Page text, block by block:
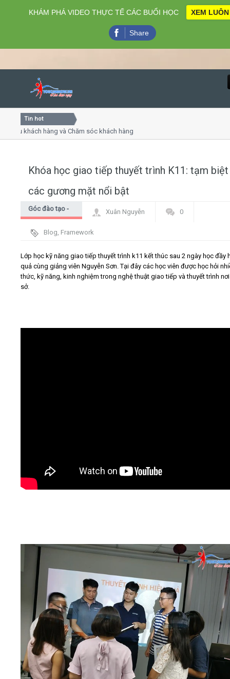
Close
Home
Video
Kiến thức
Tin hot
hàng và Chăm sóc khách hàng chuyên nghiệp
Khóa học giao tiếp thuyết trình K11: tạm biệt
các gương mặt nổi bật
Góc đào tạo -
Xuân Nguyễn 0
Blog, Framework
Lớp học kỹ năng giao tiếp thuyết trình k11 kết thúc sau 2 ngày học đầy
quả cùng giảng viên Nguyễn Sơn. Tại đây các học viên được học hỏi
thức, kỹ năng, kinh nghiệm trong nghệ thuật giao tiếp và thuyết trình
sở.
KHÁM PHÁ VIDEO THỰC TẾ CÁC BUỔI HỌC XEM LUÔN
Share